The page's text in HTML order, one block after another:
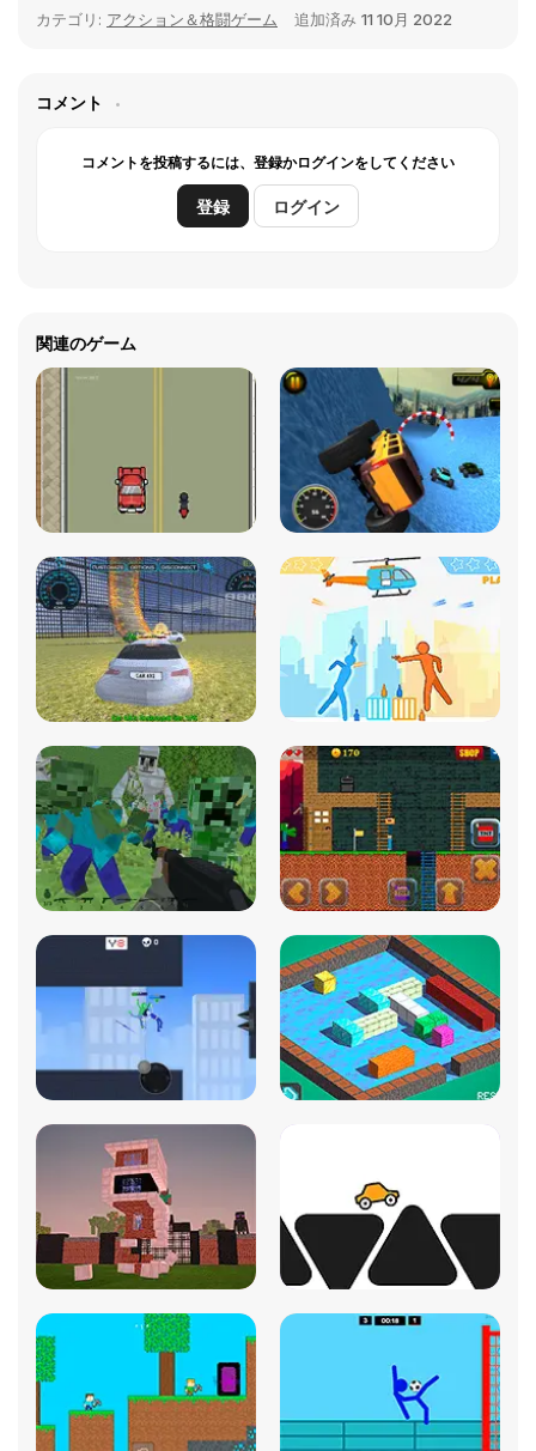
カテゴリ: アクション＆格闘ゲーム 追加済み 11 10月 2022
コメント
コメントを投稿するには、登録かログインをしてください
登録 ログイン
関連のゲーム